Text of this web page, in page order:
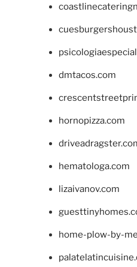
dmtacos.com
hornopizza.com
hematologa.com
lizaivanov.com
home-plow-by-